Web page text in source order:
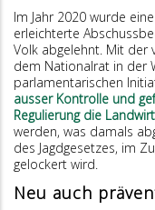
Im Jahr 2020 wurde
erleichterte
Volk abgelehnt. Mit der
dem Nationalrat in der
parlamentarischen
ausser Kontrolle und
Regulierung die
werden, was damals
des Jagdgesetzes, im
gelockert wird.
Neu auch